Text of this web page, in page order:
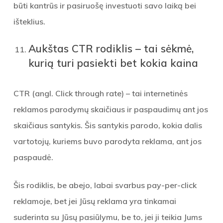
būti kantrūs ir pasiruošę investuoti savo laiką bei
išteklius.
Aukštas CTR rodiklis – tai sėkmė,
kurią turi pasiekti bet kokia kaina
CTR (angl. Click through rate) – tai internetinės
reklamos parodymų skaičiaus ir paspaudimų ant jos
skaičiaus santykis. Šis santykis parodo, kokia dalis
vartotojų, kuriems buvo parodyta reklama, ant jos
paspaudė.
Šis rodiklis, be abejo, labai svarbus pay-per-click
reklamoje, bet jei Jūsų reklama yra tinkamai
suderinta su Jūsų pasiūlymu, be to, jei ji teikia Jums